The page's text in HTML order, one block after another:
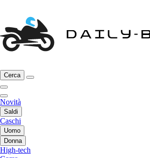
Cerca
Novità
Saldi
Caschi
Uomo
Donna
High-tech